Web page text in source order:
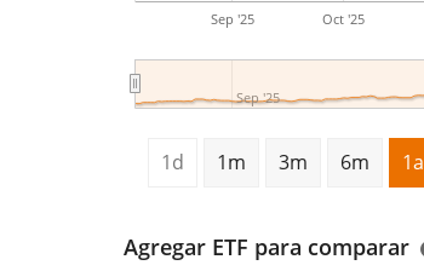
Sep '25 Oct '25
Sep '25
1d 1m 3m 6m 1a
Agregar ETF para comparar